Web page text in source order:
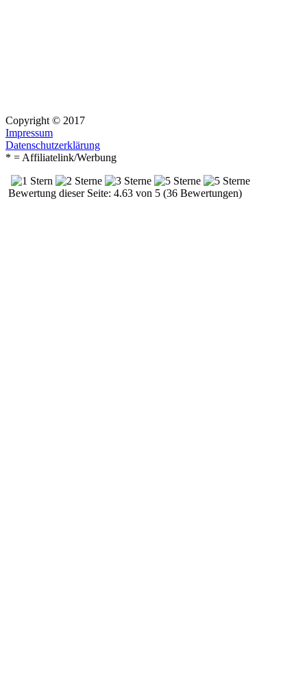
Copyright © 2017
Impressum
Datenschutzerklärung
* = Affiliatelink/Werbung
Bewertung dieser Seite: 4.63 von 5 (36 Bewertungen)